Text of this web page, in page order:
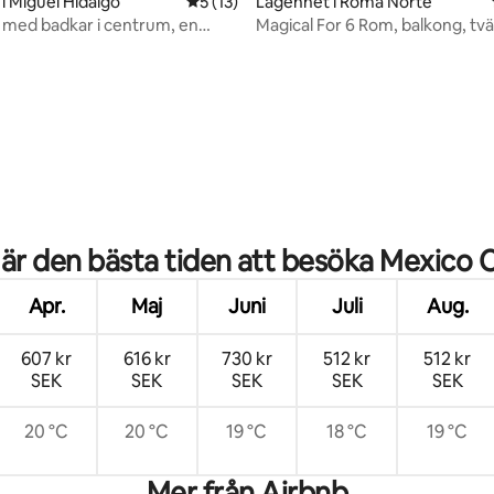
betyg, 39 omdömen
badkar i centrum, en
Magical For 6 Rom, balkong,
den bästa tiden att besöka Mexico
Apr. Maj Juni Juli Aug.
607 kr
SEK
616 kr
SEK
730 kr
SEK
512 kr
SEK
512 kr
SEK
20 °C 20 °C 19 °C 18 °C 19 °C